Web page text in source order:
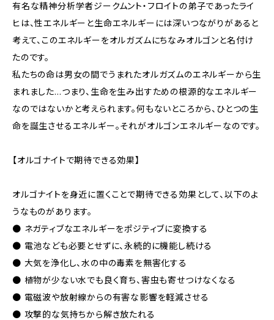
有名な精神分析学者ジークムント・フロイトの弟子であったライ
ヒは、性エネルギーと生命エネルギーには深いつながりがあると
考えて、このエネルギーをオルガズムにちなみオルゴンと名付け
たのです。
私たちの命は男女の間でうまれたオルガズムのエネルギーから生
まれました…つまり、生命を生み出すための根源的なエネルギー
なのではないかと考えられます。何もないところから、ひとつの生
命を誕生させるエネルギー。それがオルゴンエネルギーなのです。
【オルゴナイトで期待できる効果】
オルゴナイトを身近に置くことで期待できる効果として、以下のよ
うなものがあります。
● ネガティブなエネルギーをポジティブに変換する
● 電池なども必要とせずに、永続的に機能し続ける
● 大気を浄化し、水の中の毒素を無害化する
● 植物が少ない水でも良く育ち、害虫も寄せつけなくなる
● 電磁波や放射線からの有害な影響を軽減させる
● 攻撃的な気持ちから解き放たれる